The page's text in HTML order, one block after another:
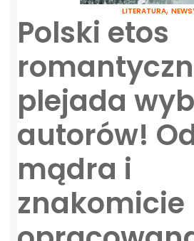
LITERATURA,
Polski etos
plejada
autorów!
mądra i
znakomicie